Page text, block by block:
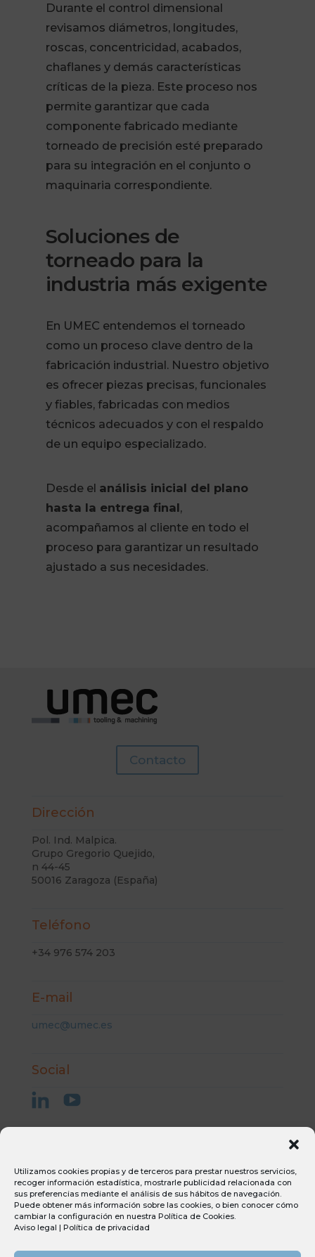
Utilizamos cookies propias y de terceros para prestar nuestros servicios,
recoger información estadística, mostrarle publicidad relacionada con
sus preferencias mediante el análisis de sus hábitos de navegación.
Puede obtener más información sobre las cookies, o bien conocer cómo
cambiar la configuración en nuestra Política de Cookies.
Aviso legal | Política de privacidad
Durante el control dimensional
revisamos diámetros, longitudes,
roscas, concentricidad, acabados,
chaflanes y demás características
críticas de la pieza. Este proceso nos
permite garantizar que cada
componente fabricado mediante
torneado de precisión esté preparado
para su integración en el conjunto o
maquinaria correspondiente.
Soluciones de
torneado para la
industria más exigente
En UMEC entendemos el torneado
como un proceso clave dentro de la
fabricación industrial. Nuestro objetivo
es ofrecer piezas precisas, funcionales
y fiables, fabricadas con medios
técnicos adecuados y con el respaldo
de un equipo especializado.
Desde el análisis inicial del plano
hasta la entrega final,
acompañamos al cliente en todo el
proceso para garantizar un resultado
ajustado a sus necesidades.
Contacto
Dirección
Pol. Ind. Malpica.
Grupo Gregorio Quejido,
n 44-45
50016 Zaragoza (España)
Teléfono
+34 976 574 203
E-mail
umec@umec.es
Social
Condiciones generales de compra
Condiciones generales de venta
Canal ético
Política de privacidad